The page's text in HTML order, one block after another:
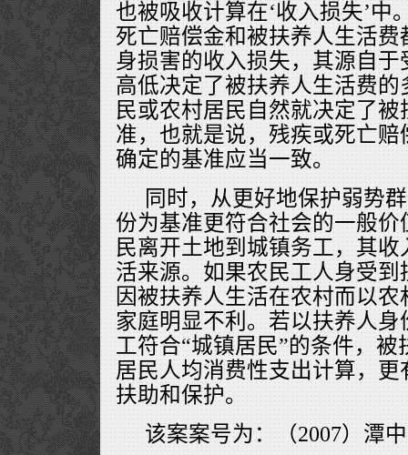
也被吸收计算在‘收入损失’中
死亡赔偿金和被扶养人生活
身损害的收入损失，其源自
高低决定了被扶养人生活费
民或农村居民自然就决定了
准，也就是说，残疾或死亡
确定的基准应当一致。
同时，从更好地保护弱势
份为基准更符合社会的一般
民离开土地到城镇务工，其
活来源。如果农民工人身受
因被扶养人生活在农村而以
家庭明显不利。若以扶养人
工符合“城镇居民”的条件，
居民人均消费性支出计算，
扶助和保护。
该案案号为：（2007）潭